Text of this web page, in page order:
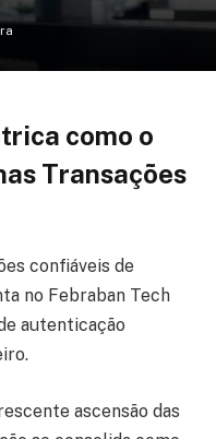
como o
Transações
confiáveis de
no Febraban Tech
autenticação
ascensão das